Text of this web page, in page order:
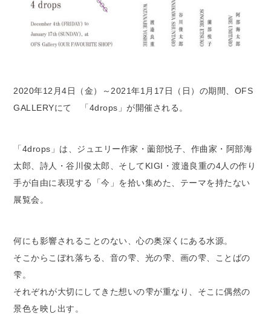
2020年12月4日（金）～2021年1月17日（日）の期間、OFS
GALLERYにて 「4drops」が開催される。
「4drops」は、ジュエリー作家・薗部悦子、作曲家・阿部海
太郎、詩人・谷川俊太郎、そしてKIGI・渡邉良重の4人の作り
手が自由に表現する「今」を拾い集めた、テーマを持たない
展覧会。
何にも影響されることのない、心の奥深くにある水源。
そこからこぼれ落ちる、音の雫、光の雫、画の雫、ことばの
雫。
それぞれが大切にしてきた想いの雫が重なり、そこに偶然の
景色を映し出す。